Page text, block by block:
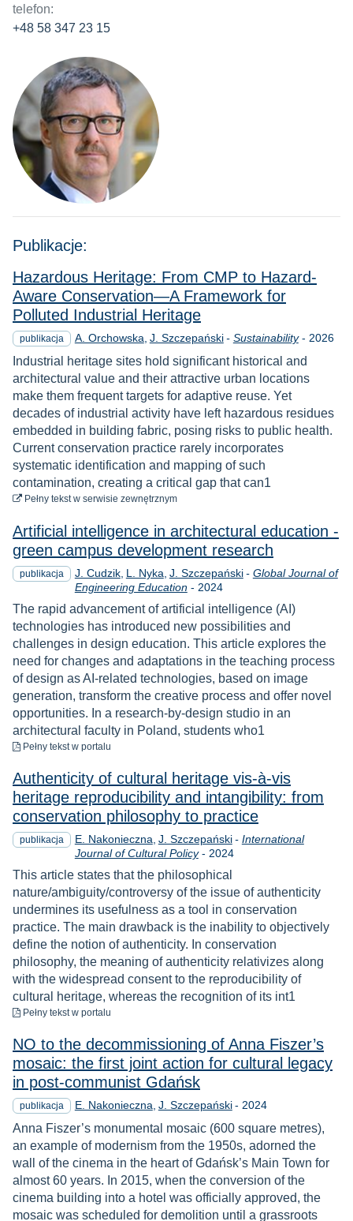
telefon:
+48 58 347 23 15
Publikacje:
Hazardous Heritage: From CMP to Hazard-
Aware Conservation—A Framework for
Polluted Industrial Heritage
publikacja A. Orchowska J. Szczepański - Sustainability- Rok
2026
Industrial heritage sites hold significant historical and
architectural value and their attractive urban locations
make them frequent targets for adaptive reuse. Yet
decades of industrial activity have left hazardous residues
embedded in building fabric, posing risks to public health.
Current conservation practice rarely incorporates
systematic identification and mapping of such
contamination, creating a critical gap that can1
Pełny tekstdo pobrania
w serwisie zewnętrznym
Artificial intelligence in architectural education -
green campus development research
publikacja J. Cudzik L. Nyka J. Szczepański - Global Journal of
Engineering Education- Rok
2024
The rapid advancement of artificial intelligence (AI)
technologies has introduced new possibilities and
challenges in design education. This article explores the
need for changes and adaptations in the teaching process
of design as AI-related technologies, based on image
generation, transform the creative process and offer novel
opportunities. In a research-by-design studio in an
architectural faculty in Poland, students who1
Pełny tekst do pobrania
w portalu
Authenticity of cultural heritage vis-à-vis
heritage reproducibility and intangibility: from
conservation philosophy to practice
publikacja E. Nakonieczna J. Szczepański - International
Journal of Cultural Policy- Rok
2024
This article states that the philosophical
nature/ambiguity/controversy of the issue of authenticity
undermines its usefulness as a tool in conservation
practice. The main drawback is the inability to objectively
define the notion of authenticity. In conservation
philosophy, the meaning of authenticity relativizes along
with the widespread consent to the reproducibility of
cultural heritage, whereas the recognition of its int1
Pełny tekst do pobrania
w portalu
NO to the decommissioning of Anna Fiszer’s
mosaic: the first joint action for cultural legacy
in post-communist Gdańsk
publikacja E. Nakonieczna J. Szczepański - Rok
2024
Anna Fiszer’s monumental mosaic (600 square metres),
an example of modernism from the 1950s, adorned the
wall of the cinema in the heart of Gdańsk’s Main Town for
almost 60 years. In 2015, when the conversion of the
cinema building into a hotel was officially approved, the
mosaic was scheduled for demolition until a grassroots